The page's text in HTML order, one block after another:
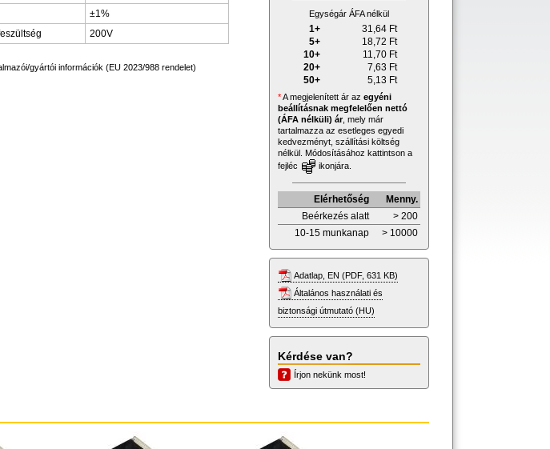
±1%
200V
gyártói információk (EU 2023/988 rendelet)
Egységár ÁFA nélkül
1+ 31,64 Ft
5+
18,72 Ft
10+
11,70 Ft
20+
7,63 Ft
50+
5,13 Ft
*A megjelenített ár az egyéni
beállításnak megfelelően nettó
(ÁFA nélküli) ár, mely már
tartalmazza az esetleges egyedi
kedvezményt, szállítási költség
nélkül. Módosításához kattintson a
fejléc
ikonjára.
Elérhetőség
Menny.
Beérkezés alatt
> 200
10-15 munkanap
> 10000
Adatlap, EN (PDF, 631 KB)
Általános használati és
biztonsági útmutató (HU)
Kérdése van?
Írjon nekünk most!